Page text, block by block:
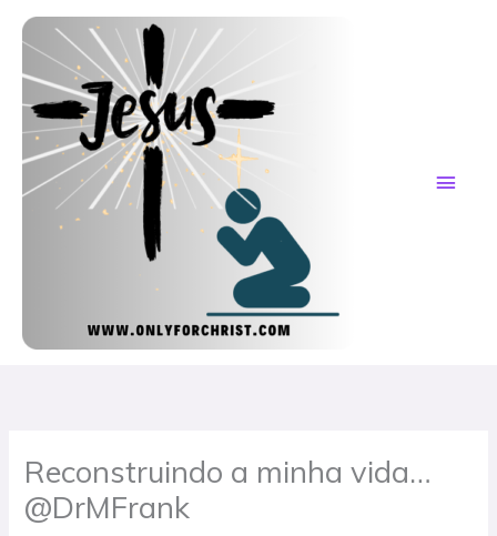
content
Reconstruindo a minha vida…
@DrMFrank